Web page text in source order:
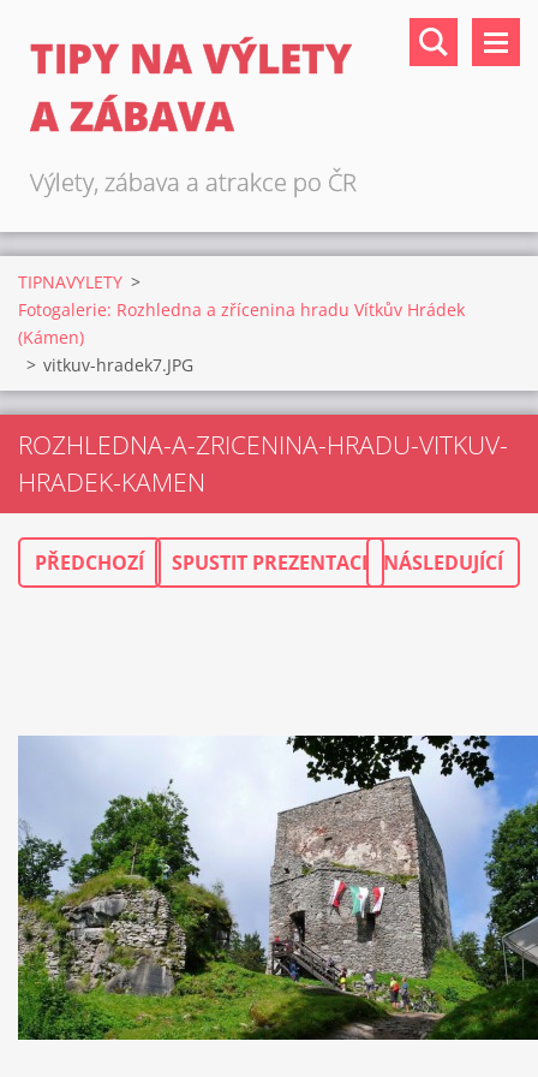
TIPY NA VÝLETY
A ZÁBAVA
Výlety, zábava a atrakce po ČR
TIPNAVYLETY >
Fotogalerie: Rozhledna a zřícenina hradu Vítkův Hrádek
(Kámen)
> vitkuv-hradek7.JPG
ROZHLEDNA-A-ZRICENINA-HRADU-VITKUV-
HRADEK-KAMEN
PŘEDCHOZÍ SPUSTIT PREZENTACI NÁSLEDUJÍCÍ